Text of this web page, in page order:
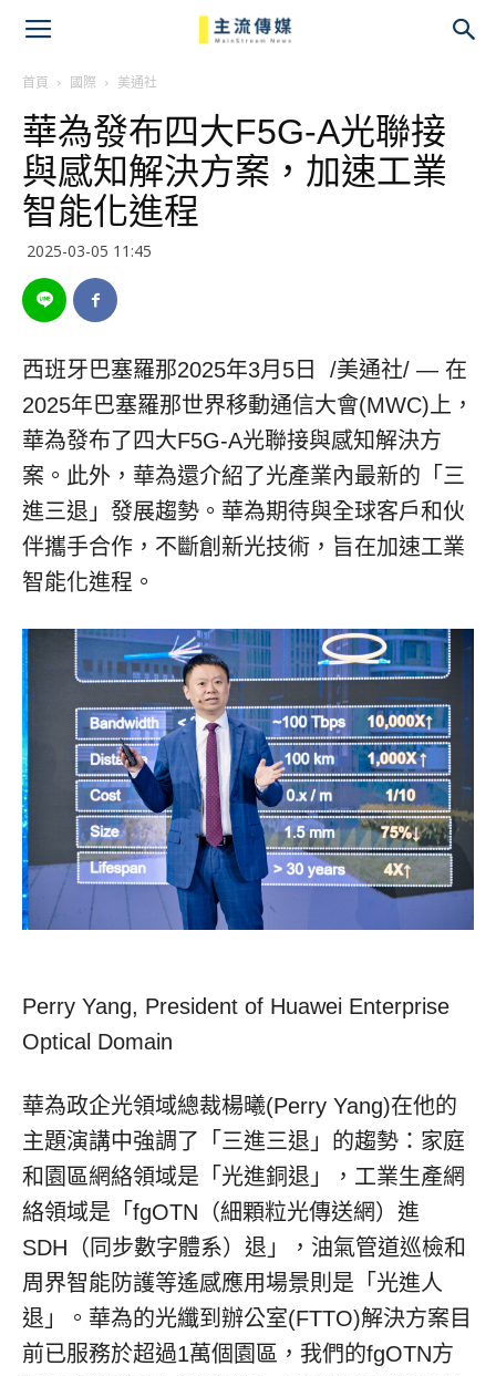
首頁 國際 美通社
華為發布四大F5G-A光聯接
與感知解決方案，加速工業
智能化進程
2025-03-05 11:45
西班牙巴塞羅那2025年3月5日
/美通社/ — 在
2025年巴塞羅那世界移動通信大會(MWC)上，
華為發布了四大F5G-A光聯接與感知解決方
案。此外，華為還介紹了光產業內最新的「三
進三退」發展趨勢。華為期待與全球客戶和伙
伴攜手合作，不斷創新光技術，旨在加速工業
智能化進程。
Perry Yang, President of Huawei Enterprise
Optical Domain
華為政企光領域總裁楊曦(Perry Yang)在他的
主題演講中強調了「三進三退」的趨勢：家庭
和園區網絡領域是「光進銅退」，工業生產網
絡領域是「fgOTN（細顆粒光傳送網）進
SDH（同步數字體系）退」，油氣管道巡檢和
周界智能防護等遙感應用場景則是「光進人
退」。華為的光纖到辦公室(FTTO)解決方案目
前已服務於超過1萬個園區，我們的fgOTN方